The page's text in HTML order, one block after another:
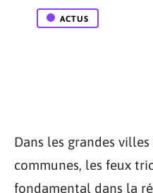
ACTUS
Dans les grandes
communes, les feux
fondamental dans la